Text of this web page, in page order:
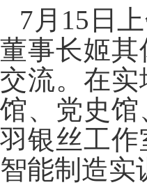
7 月 15 日
董事长姬
交流。在
馆、党史
羽银丝工
智能制造实